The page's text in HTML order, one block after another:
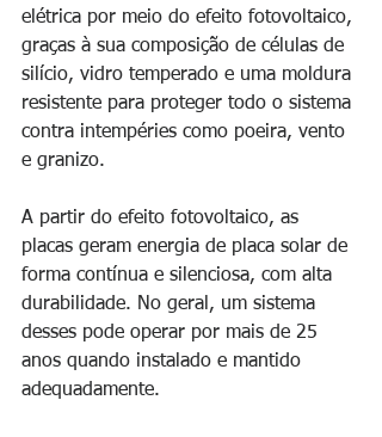
elétrica por meio do efeito fotovoltaico,
graças à sua composição de células de
silício, vidro temperado e uma moldura
resistente para proteger todo o sistema
contra intempéries como poeira, vento
e granizo.
A partir do efeito fotovoltaico, as
placas geram energia de placa solar de
forma contínua e silenciosa, com alta
durabilidade. No geral, um sistema
desses pode operar por mais de 25
anos quando instalado e mantido
adequadamente.